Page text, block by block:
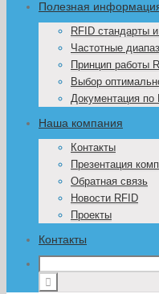
Полезная
RFID стандарты
Частотные
Принцип работы
Выбор
Документация по
Наша компания
Контакты
Презентация
Обратная связь
Новости RFID
Проекты
Контакты